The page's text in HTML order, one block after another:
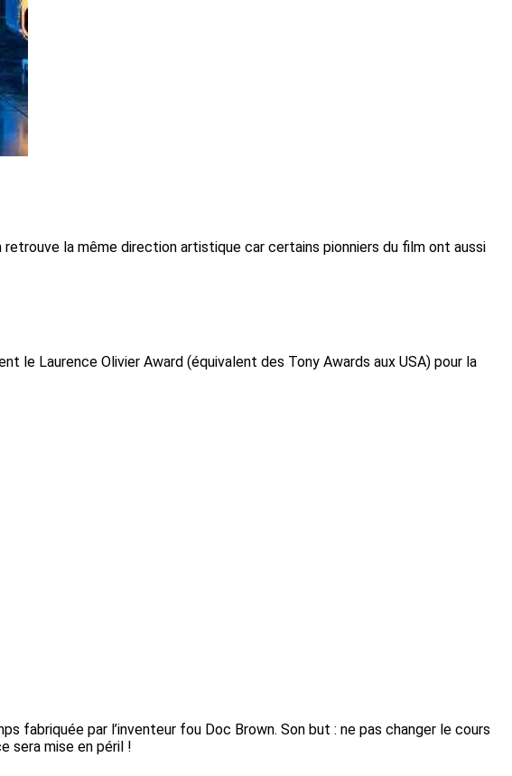
la même direction artistique car certains pionniers du film ont aussi
le Laurence Olivier Award (équivalent des Tony Awards aux USA) pour la
fabriquée par l’inventeur fou Doc Brown. Son but : ne pas changer le cours
sera mise en péril !